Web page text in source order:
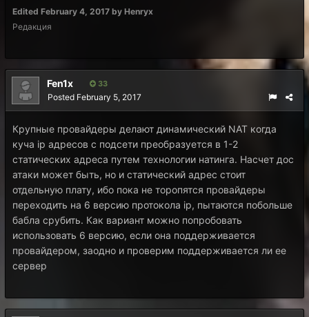
Edited February 4, 2017 by Henryx
Редакция
Fen1x 33
Posted February 5, 2017
Крупные провайдеры делают динамический NAT когда
куча ip адресов с подсети преобразуется в 1-2
статических адреса путем технологии натинга. Насчет дос
атаки может быть, но и статический адрес стоит
отдельную плату, ибо пока не торопятся провайдеры
переходить на 6 версию протокола ip, пытаются побольше
бабла срубить. Как вариант можно попробовать
использовать 6 версию, если она поддерживается
провайдером, заодно и проверим поддерживается ли ее
сервер